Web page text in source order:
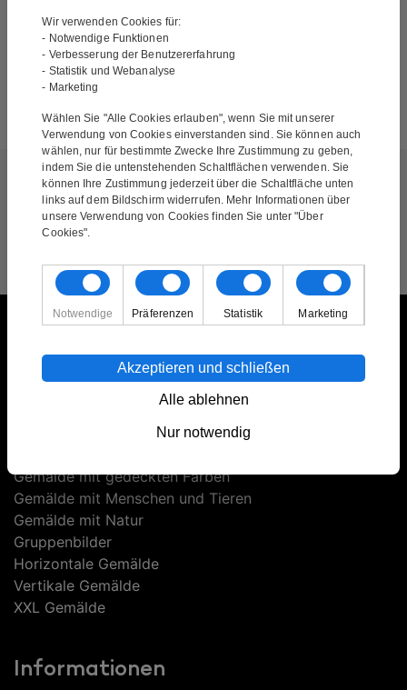
In den Warenkorb
GEMÄLDE – COLORFUL
EXPLOTION
299,00€
250 x 100 cm (5 x 50 x
Gemälde mit gedeckten Farben
Gemälde mit Menschen und Tieren
Gemälde mit Natur
Gruppenbilder
Horizontale Gemälde
Vertikale Gemälde
XXL Gemälde
Informationen
Wir verwenden Cookies für:
- Notwendige Funktionen
- Verbesserung der Benutzererfahrung
- Statistik und Webanalyse
- Marketing
Wählen Sie "Alle Cookies erlauben", wenn Sie mit unserer
Verwendung von Cookies einverstanden sind. Sie können auch
wählen, nur für bestimmte Zwecke Ihre Zustimmung zu geben,
indem Sie die untenstehenden Schaltflächen verwenden. Sie
können Ihre Zustimmung jederzeit über die Schaltfläche unten
links auf dem Bildschirm widerrufen. Mehr Informationen über
unsere Verwendung von Cookies finden Sie unter "Über
Cookies".
Notwendige Präferenzen Statistik Marketing
Alle ablehnen
Nur notwendig
Akzeptieren und schließen